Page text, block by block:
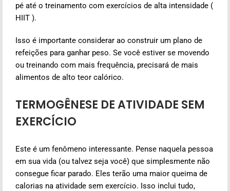
pé até o treinamento com exercícios de alta intensidade (
HIIT ).
Isso é importante considerar ao construir um plano de
refeições para ganhar peso. Se você estiver se movendo
ou treinando com mais frequência, precisará de mais
alimentos de alto teor calórico.
TERMOGÊNESE DE ATIVIDADE SEM
EXERCÍCIO
Este é um fenômeno interessante. Pense naquela pessoa
em sua vida (ou talvez seja você) que simplesmente não
consegue ficar parado. Eles terão uma maior queima de
calorias na atividade sem exercício. Isso inclui tudo,